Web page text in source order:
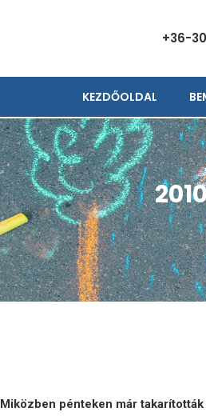
+36-
KEZDŐOLDAL
Miközben pénteken már